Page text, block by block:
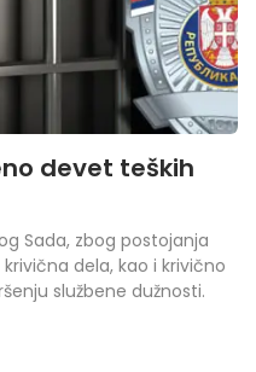
devet teških
Sada, zbog postojanja
dela, kao i krivično
službene dužnosti.